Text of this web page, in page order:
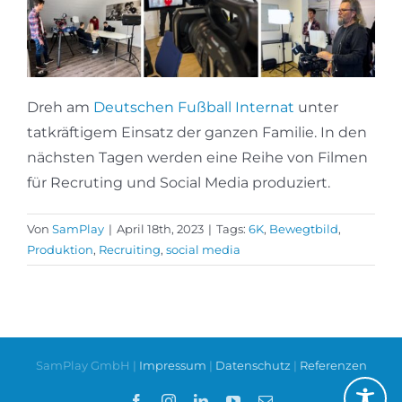
Dreh am Deutschen Fußball Internat unter
tatkräftigem Einsatz der ganzen Familie. In den
nächsten Tagen werden eine Reihe von Filmen
für Recruting und Social Media produziert.
Von SamPlay | April 18th, 2023 | Tags: 6K, Bewegtbild,
Produktion, Recruiting, social media
SamPlay GmbH | Impressum | Datenschutz | Referenzen